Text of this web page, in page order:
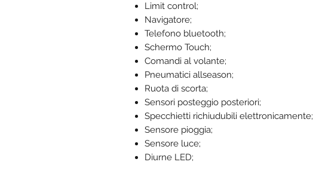
Limit control;
Navigatore;
Telefono bluetooth;
Schermo Touch;
Comandi al volante;
Pneumatici allseason;
Ruota di scorta;
Sensori posteggio posteriori;
Specchietti richiudubili elettronicamente;
Sensore pioggia;
Sensore luce;
Diurne LED;